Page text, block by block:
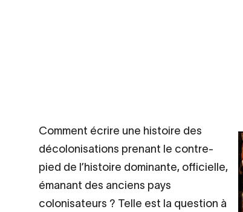
Contenu
d’origine
Comment écrire une histoire des
décolonisations prenant le contre-
pied de l’histoire dominante, officielle,
émanant des anciens pays
colonisateurs ? Telle est la question à